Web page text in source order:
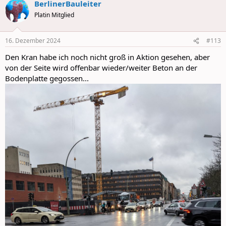
c
t
i
s
BerlinerBauleiter
Platin Mitglied
16. Dezember 2024 #113
Den Kran habe ich noch nicht groß in Aktion gesehen, aber
von der Seite wird offenbar wieder/weiter Beton an der
Bodenplatte gegossen...